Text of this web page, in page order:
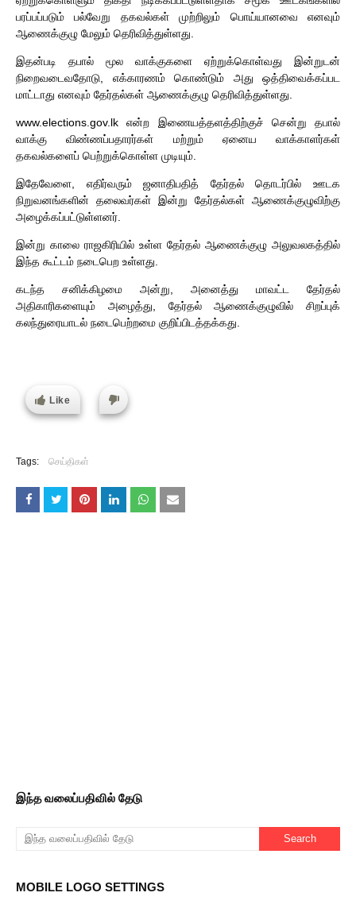
பரப்பப்படும் பல்வேறு தகவல்கள் முற்றிலும் பொய்யானவை எனவும்
ஆணைக்குழு மேலும் தெரிவித்துள்ளது.
இதன்படி தபால் மூல வாக்குகளை ஏற்றுக்கொள்வது இன்றுடன்
நிறைவடைவதோடு, எக்காரணம் கொண்டும் அது ஒத்திவைக்கப்பட
மாட்டாது எனவும் தேர்தல்கள் ஆணைக்குழு தெரிவித்துள்ளது.
www.elections.gov.lk என்ற இணையத்தளத்திற்குச் சென்று தபால்
வாக்கு விண்ணப்பதாரர்கள் மற்றும் ஏனைய வாக்காளர்கள்
தகவல்களைப் பெற்றுக்கொள்ள முடியும்.
இதேவேளை, எதிர்வரும் ஜனாதிபதித் தேர்தல் தொடர்பில் ஊடக
நிறுவனங்களின் தலைவர்கள் இன்று தேர்தல்கள் ஆணைக்குழுவிற்கு
அழைக்கப்பட்டுள்ளனர்.
இன்று காலை ராஜகிரியில் உள்ள தேர்தல் ஆணைக்குழு அலுவலகத்தில்
இந்த கூட்டம் நடைபெற உள்ளது.
கடந்த சனிக்கிழமை அன்று, அனைத்து மாவட்ட தேர்தல்
அதிகாரிகளையும் அழைத்து, தேர்தல் ஆணைக்குழுவில் சிறப்புக்
கலந்துரையாடல் நடைபெற்றமை குறிப்பிடத்தக்கது.
Like
Tags: செய்திகள்
இந்த வலைப்பதிவில் தேடு
MOBILE LOGO SETTINGS